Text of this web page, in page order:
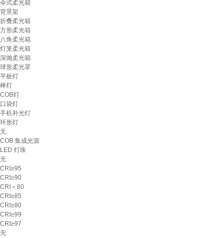
伞式柔光箱
背景架
折叠柔光箱
方形柔光箱
八角柔光箱
灯笼柔光箱
深抛柔光箱
球形柔光罩
平板灯
棒灯
COB灯
口袋灯
手机补光灯
环形灯
无
COB 集成光源
LED 灯珠
无
CRI≥95
CRI≥90
CRI＜80
CRI≥85
CRI≥80
CRI≥99
CRI≥97
无